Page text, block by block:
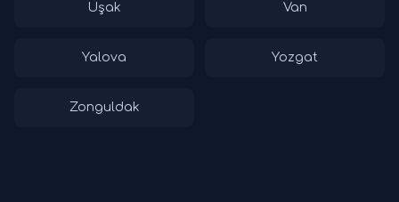
Uşak Van
Yalova Yozgat
Zonguldak